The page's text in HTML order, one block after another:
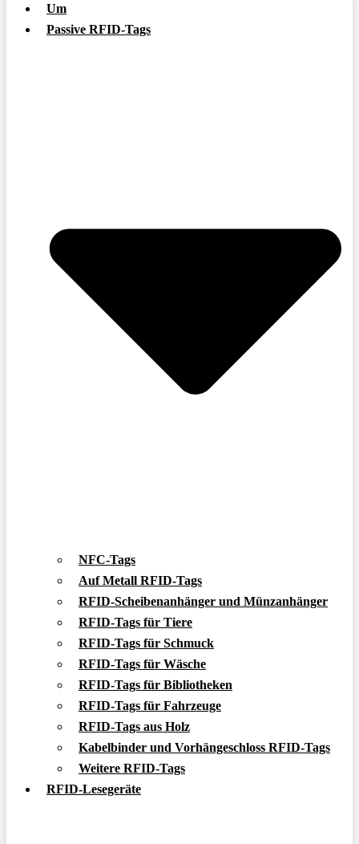
Um
Passive RFID-Tags
NFC-Tags
Auf Metall RFID-Tags
RFID-Scheibenanhänger und Münzanhänger
RFID-Tags für Tiere
RFID-Tags für Schmuck
RFID-Tags für Wäsche
RFID-Tags für Bibliotheken
RFID-Tags für Fahrzeuge
RFID-Tags aus Holz
Kabelbinder und Vorhängeschloss RFID-Tags
Weitere RFID-Tags
RFID-Lesegeräte